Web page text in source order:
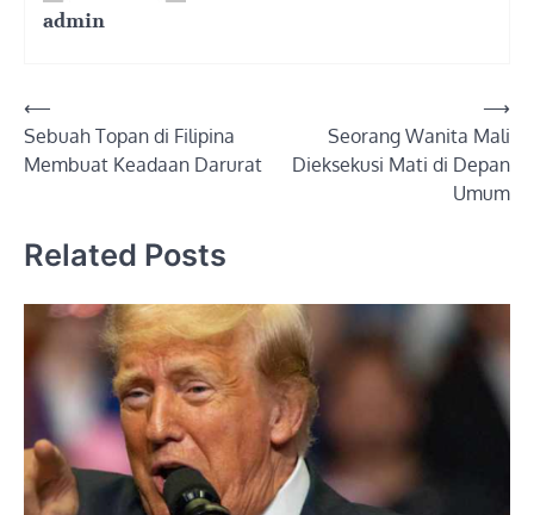
admin
Post
navigation
⟵
Sebuah Topan di Filipina
Membuat Keadaan Darurat
Seorang Wanita Mali
Dieksekusi Mati di Depan
Umum
⟶
Related Posts